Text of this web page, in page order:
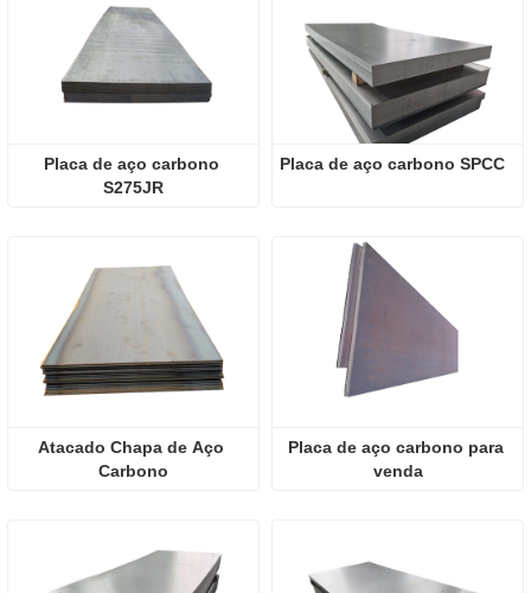
Placa de aço carbono
S275JR
Placa de aço carbono SPCC
Atacado Chapa de Aço
Carbono
Placa de aço carbono para
venda